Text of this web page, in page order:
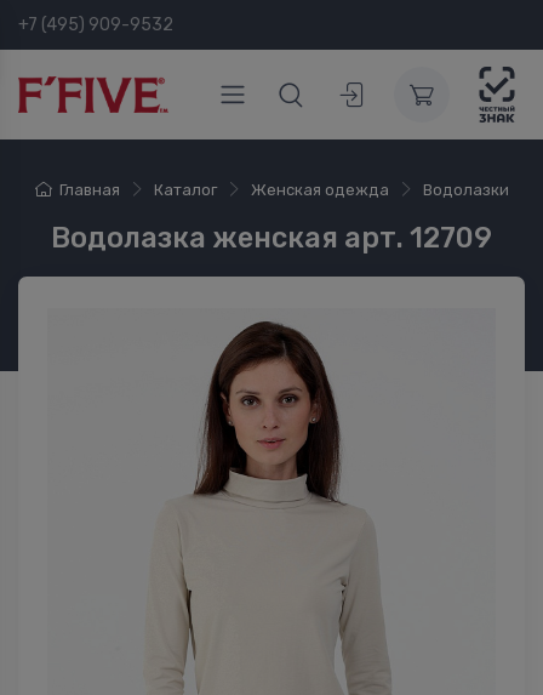
+7 (495) 909-9532
Главная Каталог Женская одежда Водолазки
Водолазка женская арт. 12709